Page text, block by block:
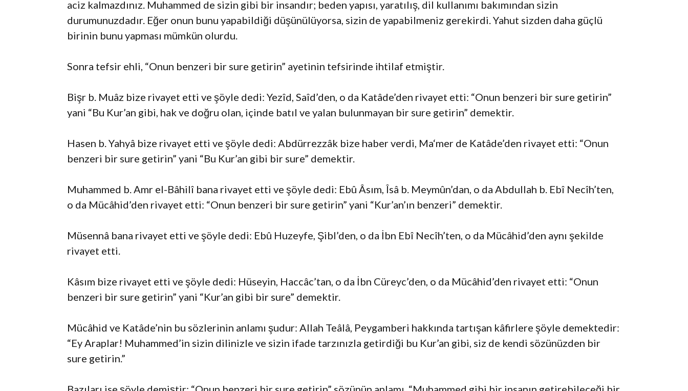
aciz kalmazdınız. Muhammed de sizin gibi bir insandır; beden yapısı, yaratılış, dil kullanımı bakımından sizin
durumunuzdadır. Eğer onun bunu yapabildiği düşünülüyorsa, sizin de yapabilmeniz gerekirdi. Yahut sizden daha güçlü
birinin bunu yapması mümkün olurdu.
Sonra tefsir ehli, “Onun benzeri bir sure getirin” ayetinin tefsirinde ihtilaf etmiştir.
Bişr b. Muâz bize rivayet etti ve şöyle dedi: Yezîd, Saîd’den, o da Katâde’den rivayet etti: “Onun benzeri bir sure getirin”
yani “Bu Kur’an gibi, hak ve doğru olan, içinde batıl ve yalan bulunmayan bir sure getirin” demektir.
Hasen b. Yahyâ bize rivayet etti ve şöyle dedi: Abdürrezzâk bize haber verdi, Ma‘mer de Katâde’den rivayet etti: “Onun
benzeri bir sure getirin” yani “Bu Kur’an gibi bir sure” demektir.
Muhammed b. Amr el-Bâhilî bana rivayet etti ve şöyle dedi: Ebû Âsım, Îsâ b. Meymûn’dan, o da Abdullah b. Ebî Necîh’ten,
o da Mücâhid’den rivayet etti: “Onun benzeri bir sure getirin” yani “Kur’an’ın benzeri” demektir.
Müsennâ bana rivayet etti ve şöyle dedi: Ebû Huzeyfe, Şibl’den, o da İbn Ebî Necîh’ten, o da Mücâhid’den aynı şekilde
rivayet etti.
Kâsım bize rivayet etti ve şöyle dedi: Hüseyin, Haccâc’tan, o da İbn Cüreyc’den, o da Mücâhid’den rivayet etti: “Onun
benzeri bir sure getirin” yani “Kur’an gibi bir sure” demektir.
Mücâhid ve Katâde’nin bu sözlerinin anlamı şudur: Allah Teâlâ, Peygamberi hakkında tartışan kâfirlere şöyle demektedir:
“Ey Araplar! Muhammed’in sizin dilinizle ve sizin ifade tarzınızla getirdiği bu Kur’an gibi, siz de kendi sözünüzden bir
sure getirin.”